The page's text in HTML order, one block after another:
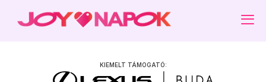
DIGITÁLIS KUPONOKKEDVENC KUPONJAIM
KIEMELT TÁMOGATÓ: